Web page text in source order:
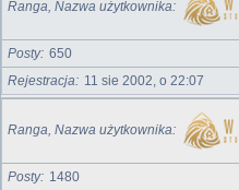
Ranga, Nazwa użytkownika
Posty 650
Rejestracja
11 sie 2002, o 22:07
Ranga, Nazwa użytkownika
Posty
1480